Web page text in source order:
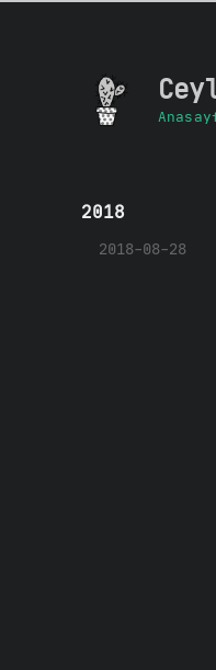
2018
2018-08-28